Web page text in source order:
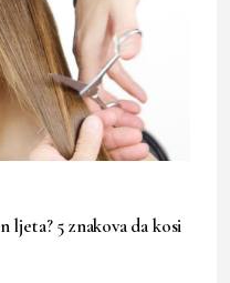
ljeta? 5 znakova da kosi